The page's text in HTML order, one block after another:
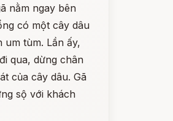
nằm ngay bên
có một cây dâu
um tùm. Lần ấy,
qua, dừng chân
của cây dâu. Gã
sộ với khách